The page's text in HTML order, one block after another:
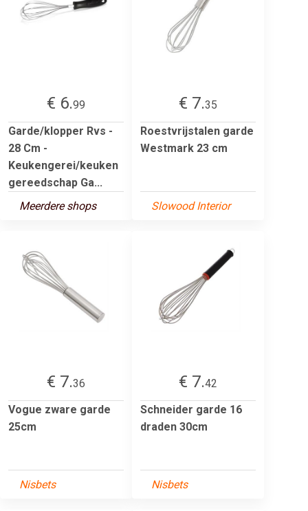
€ 6.99
Garde/klopper Rvs -
28 Cm -
Keukengerei/keuken
gereedschap Ga...
Meerdere shops
€ 7.35
Roestvrijstalen garde
Westmark 23 cm
Slowood Interior
€ 7.36
Vogue zware garde
25cm
Nisbets
€ 7.42
Schneider garde 16
draden 30cm
Nisbets